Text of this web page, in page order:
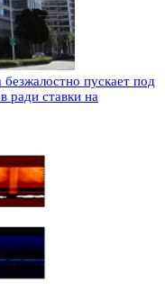
пускает под
ради ставки на